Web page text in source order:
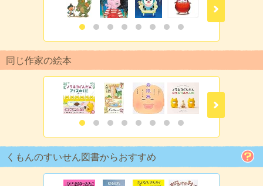
同じ作家の絵本
くもんのすいせん図書からおすすめ